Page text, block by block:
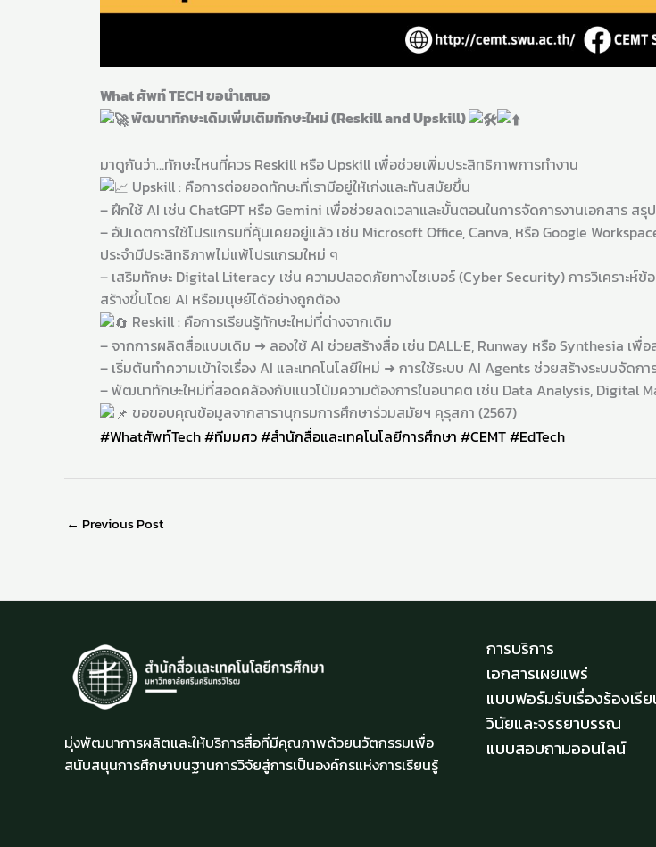
What ศัพท์ TECH ขอนำเสนอ
พัฒนาทักษะเดิมเพิ่มเติมทักษะใหม่ (Reskill and Upskill)
มาดูกันว่า…ทักษะไหนที่ควร Reskill หรือ Upskill เพื่อช่วยเพิ่มประสิทธิภาพการทำงาน
Upskill : คือการต่อยอดทักษะที่เรามีอยู่ให้เก่งและทันสมัยขึ้น
– ฝึกใช้ AI เช่น ChatGPT หรือ Gemini เพื่อช่วยลดเวลาและขั้นตอนในการจัดการงานเอกสาร สรุ
– อัปเดตการใช้โปรแกรมที่คุ้นเคยอยู่แล้ว เช่น Microsoft Office, Canva, หรือ Google
ประจำมีประสิทธิภาพไม่แพ้โปรแกรมใหม่ ๆ
– เสริมทักษะ Digital Literacy เช่น ความปลอดภัยทางไซเบอร์ (Cyber Security) การวิเคราะห์
สร้างขึ้นโดย AI หรือมนุษย์ได้อย่างถูกต้อง
Reskill : คือการเรียนรู้ทักษะใหม่ที่ต่างจากเดิม
– จากการผลิตสื่อแบบเดิม ➜ ลองใช้ AI ช่วยสร้างสื่อ เช่น DALL·E, Runway หรือ Synthesia เพื่
– เริ่มต้นทำความเข้าใจเรื่อง AI และเทคโนโลยีใหม่ ➜ การใช้ระบบ AI Agents ช่วยสร้างระบบจัด
– พัฒนาทักษะใหม่ที่สอดคล้องกับแนวโน้มความต้องการในอนาคต เช่น Data Analysis, Digital
ขอขอบคุณข้อมูลจากสารานุกรมการศึกษาร่วมสมัยฯ คุรุสภา (2567)
#Whatศัพท์Tech#ทีมมศว#สำนักสื่อและเทคโนโลยีการศึกษา #CEMT#EdTech
← Previous Post
มุ่งพัฒนาการผลิตและให้บริการสื่อที่มีคุณภาพด้วยนวัตกรรมเพื่อ
สนับสนุนการศึกษาบนฐานการวิจัยสู่การเป็นองค์กรแห่งการเรียนรู้
การบริการ
เอกสารเผยแพร่
แบบฟอร์มรับเรื่องร้องเรี
วินัยและจรรยาบรรณ
แบบสอบถามออนไลน์